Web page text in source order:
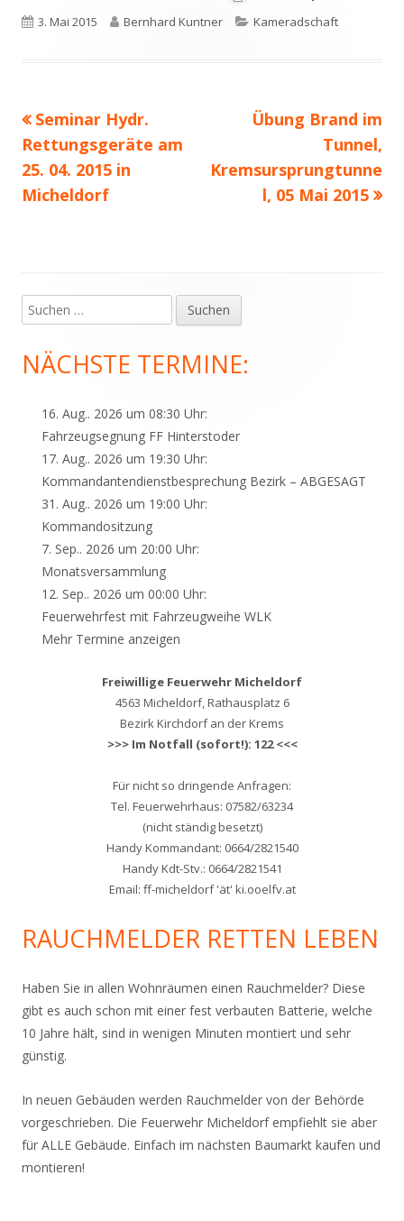
Veröffentlicht
3. Mai 2015 Autor
Bernhard Kuntner Kategorien
Kameradschaft
Beitragsnavigation
Vorheriger
Beitrag:
Seminar Hydr.
Rettungsgeräte am
25. 04. 2015 in
Micheldorf
Nächster
Übung Brand im
Tunnel,
Kremsursprungtunne
l, 05 Mai 2015
Haupt-
Seitenleiste
Suchen
nach:
NÄCHSTE TERMINE:
16. Aug.. 2026 um 08:30 Uhr:
Fahrzeugsegnung FF Hinterstoder
17. Aug.. 2026 um 19:30 Uhr:
Kommandantendienstbesprechung Bezirk – ABGESAGT
31. Aug.. 2026 um 19:00 Uhr:
Kommandositzung
7. Sep.. 2026 um 20:00 Uhr:
Monatsversammlung
12. Sep.. 2026 um 00:00 Uhr:
Feuerwehrfest mit Fahrzeugweihe WLK
Mehr Termine anzeigen
Freiwillige Feuerwehr Micheldorf
4563 Micheldorf, Rathausplatz 6
Bezirk Kirchdorf an der Krems
>>> Im Notfall (sofort!): 122 <<<
Für nicht so dringende Anfragen:
Tel. Feuerwehrhaus: 07582/63234
(nicht ständig besetzt)
Handy Kommandant: 0664/2821540
Handy Kdt-Stv.: 0664/2821541
Email: ff-micheldorf 'ät' ki.ooelfv.at
RAUCHMELDER RETTEN LEBEN
Haben Sie in allen Wohnräumen einen Rauchmelder? Diese
gibt es auch schon mit einer fest verbauten Batterie, welche
10 Jahre hält, sind in wenigen Minuten montiert und sehr
günstig.
In neuen Gebäuden werden Rauchmelder von der Behörde
vorgeschrieben. Die Feuerwehr Micheldorf empfiehlt sie aber
für ALLE Gebäude. Einfach im nächsten Baumarkt kaufen und
montieren!